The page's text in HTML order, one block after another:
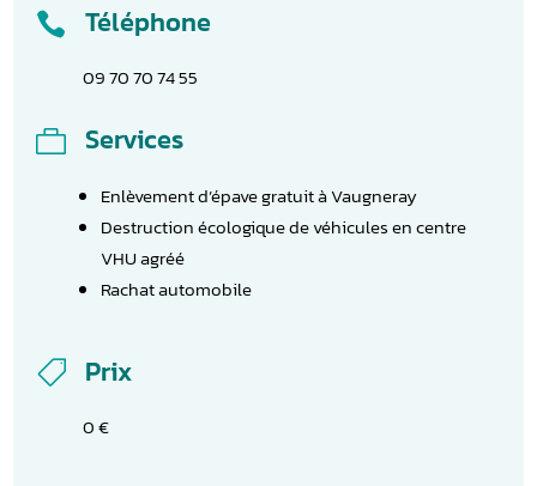
 Téléphone
09 70 70 74 55
 Services
Enlèvement d’épave gratuit à Vaugneray
Destruction écologique de véhicules en centre
VHU agréé
Rachat automobile
 Prix
0 €